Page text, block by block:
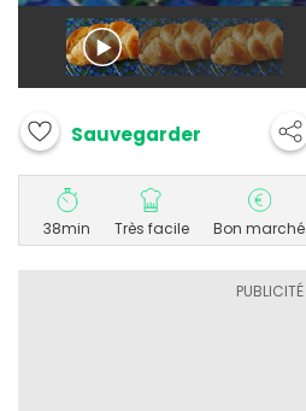
Sauvegarder
38min Très facile Bon marché